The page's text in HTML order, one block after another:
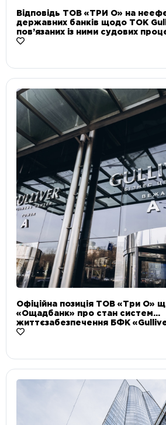
Відповідь ТОВ «ТРИ О» на
державних банків щодо ТОК
пов’язаних із ними судових
Офіційна позиція ТОВ «Три О»
«Ощадбанк» про стан систем
життєзабезпечення БФК